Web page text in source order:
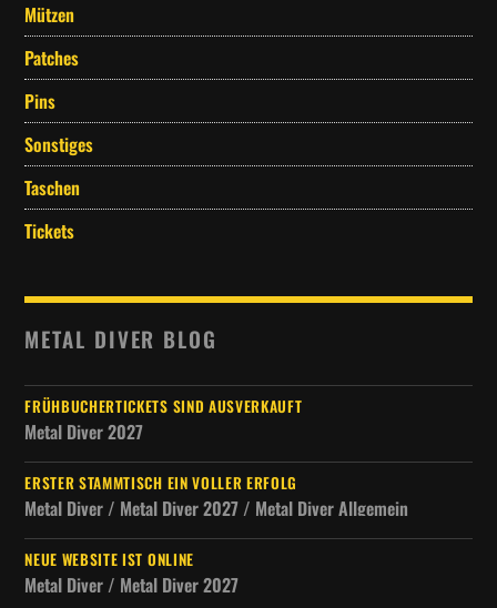
Mützen
Patches
Pins
Sonstiges
Taschen
Tickets
METAL DIVER BLOG
FRÜHBUCHERTICKETS SIND AUSVERKAUFT
Metal Diver 2027
ERSTER STAMMTISCH EIN VOLLER ERFOLG
Metal Diver / Metal Diver 2027 / Metal Diver Allgemein
NEUE WEBSITE IST ONLINE
Metal Diver / Metal Diver 2027